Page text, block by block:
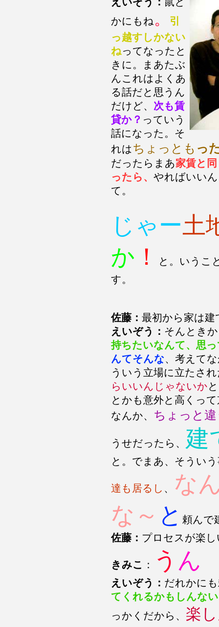
かにもね。
引
っ越すしかない
ねってなったと
きに。まあたぶ
んこれはよくあ
る話だと思うん
だけど、 次も賃
貸か？ っていう
話になった。そ
れはちょっとも っ
だったらまあ家賃と
ったら、 やればいい
て。
じゃー土
か ！
と。いうこ
す。
佐藤： 最初から家は
えいぞう： そんとき
持ちたいなんて、思
んてそんな、考えて
ういう立場に立たさ
らいいんじゃないか
とかも意外と高くっ
なんか、 ちょっと
うせだったら、 建
と。でまあ、そうい
達も居るし 、
な
な～ と 頼んで
佐藤： プロセスが楽
きみこ ： う ん
えいぞう： だれかに
てくれるかもしんな
っかくだから、 楽